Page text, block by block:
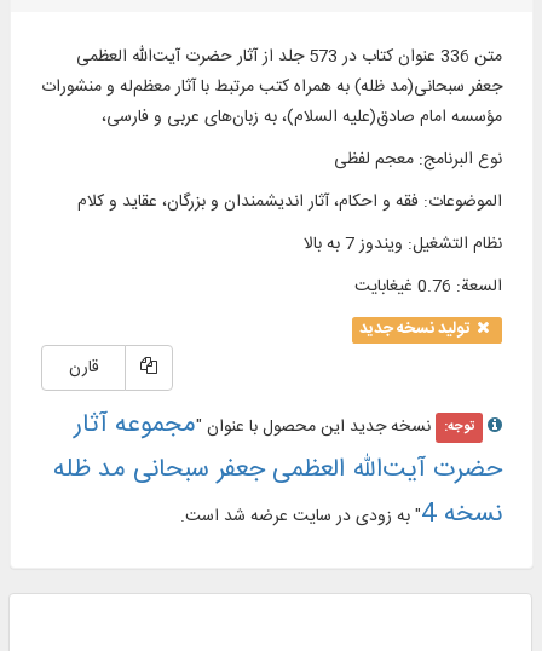
متن 336 عنوان کتاب در 573 جلد از آثار حضرت‌ آیت‌الله العظمی
جعفر سبحانی(مد ظله) به همراه کتب مرتبط با آثار معظم‌له و منشورات
مؤسسه امام صادق(علیه السلام)، به زبان‌های عربی و فارسی،
نوع البرنامج:معجم لفظی
الموضوعات: فقه و احکام، آثار اندیشمندان و بزرگان، عقاید و كلام
نظام التشغیل: ویندوز 7 به بالا
السعة: 0.76 غيغابايت
تولید نسخه جدید
قارن
توجه: نسخه جدید این محصول با عنوان "مجموعه آثار
حضرت آیت‌الله العظمی جعفر سبحانی مد ظله
نسخه 4 " به زودی در سایت عرضه شد است.